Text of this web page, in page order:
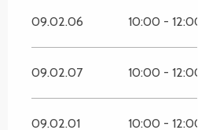
09.02.06 10:00 - 12:00
09.02.07 10:00 - 12:00
09.02.01 10:00 - 12:00